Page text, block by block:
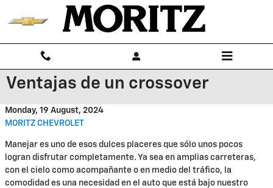
Skip to main content
Ventajas de un crossover
Monday, 19 August, 2024
MORITZ CHEVROLET
Manejar es uno de esos dulces placeres que sólo unos pocos
logran disfrutar completamente. Ya sea en amplias carreteras,
con el cielo como acompañante o en medio del tráfico, la
comodidad es una necesidad en el auto que está bajo nuestro